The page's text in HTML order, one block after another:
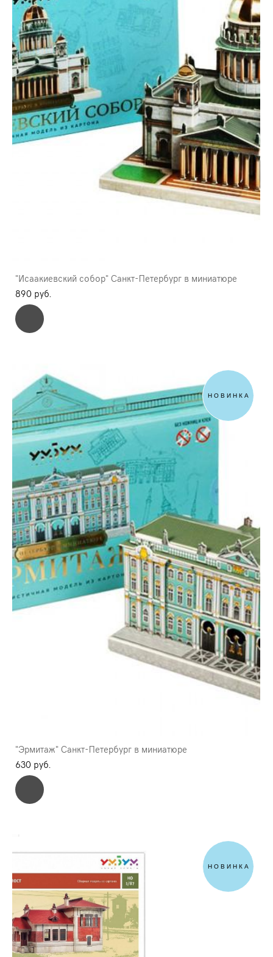
"Исаакиевский собор" Санкт-Петербург в миниатюре
890 pуб.
НОВИНКА
"Эрмитаж" Санкт-Петербург в миниатюре
630 pуб.
НОВИНКА